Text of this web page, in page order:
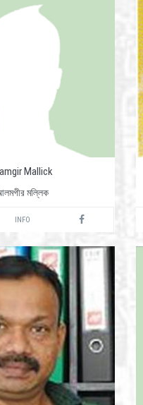
Mallick
মল্লিক
INFO